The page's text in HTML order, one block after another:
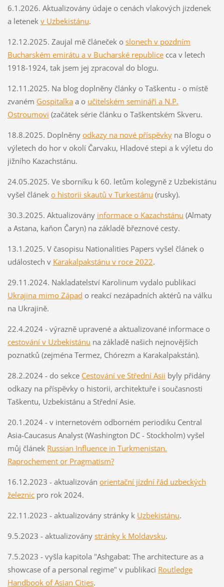
6.1.2026. Aktualizovány údaje o cenách vlakových jizdenek
a letenek v Uzbekistánu.
12.12.2025. Zaujal mě článeček o slonech v pozdním
Bucharském emirátu a v Bucharské republicecca v letech
1918-1924, tak jsem jej zpracoval do blogu.
12.11.2025. Na blog doplněny články o Taškentu - o místě
zvaném Gospitalkaa o učitelském semináři a N.P.
Ostroumovi (začátek série článku o Taškentském Skveru.
18.8.2025. Doplněny odkazy na nové příspěvkyna Blogu o
výletech do hor v okolí Čarvaku, Hladové stepi a k výletu do
jižního Kazachstánu.
24.05.2025. Ve sborníku k 60. letům kolegyně z Uzbekistánu
vyšel článek o historii skautů v Turkestánu (rusky).
30.3.2025. Aktualizovány informace o Kazachstánu (Almaty
a Astana, kaňon Čaryn) na základě březnové cesty.
13.1.2025. V časopisu Nationalities Papers vyšel článek o
událostech v Karakalpakstánu v roce 2022.
29.11.2024. Nakladatelství Karolinum vydalo publikaci
Ukrajina mimo Západ o reakcí nezápadních aktérů na válku
na Ukrajině.
22.4.2024 - výrazně upravené a aktualizované informace o
cestování v Uzbekistánu na základě našich nejnovějších
poznatků (zejména Termez, Chórezm a Karakalpakstán).
28.2.2024 - do sekce Cestování ve Střední Asii byly přidány
odkazy na příspěvky o historii, architektuře i současnosti
Taškentu, Uzbekistánu a Střední Asie.
20.1.2024 - v internetovém odborném periodiku Central
Asia-Caucasus Analyst (Washington DC - Stockholm) vyšel
můj článek Russian Influence in Turkmenistan.
Raprochement or Pragmatism?
16.12.2023 - aktualizován orientační jízdní řád uzbeckých
železnicpro rok 2024.
22.11.2023 - aktualizovány stránky k Uzbekistánu.
9.5.2023 - aktualizovány stránky k Moldavsku.
7.5.2023 - vyšla kapitola "Ashgabat: The architecture as a
showcase of a personal regime" v publikaci Routledge
Handbook of Asian Cities.